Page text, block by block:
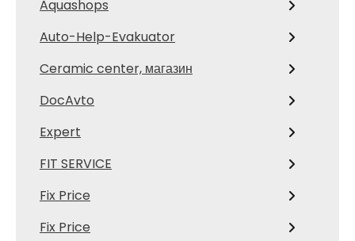
Aquashops
Auto-Help-Evakuator
Ceramic center, магазин
DocAvto
Expert
FIT SERVICE
Fix Price
Fix Price